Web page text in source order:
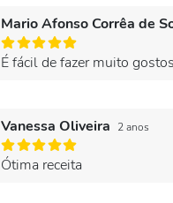
Mario Afonso Corrêa de
É fácil de fazer muito
Vanessa Oliveira 2 anos
Ótima receita